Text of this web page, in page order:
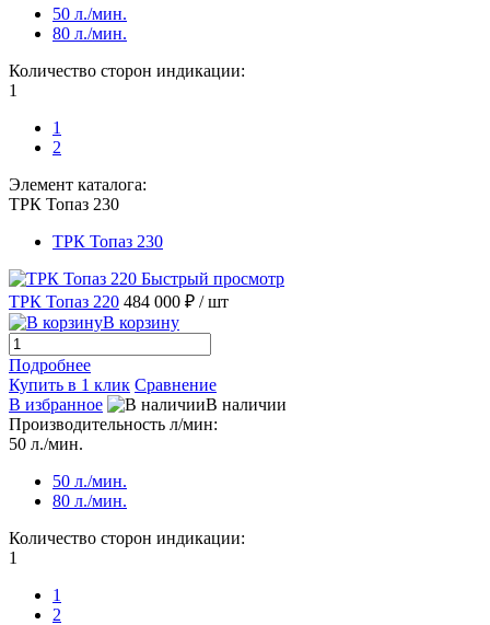
50 л./мин.
80 л./мин.
Количество сторон индикации:
1
1
2
Элемент каталога:
ТРК Топаз 230
ТРК Топаз 230
Быстрый просмотр
ТРК Топаз 220 484 000 ₽ / шт
В корзину
Подробнее
Купить в 1 клик Сравнение
В избранное
В наличии
Производительность л/мин:
50 л./мин.
50 л./мин.
80 л./мин.
Количество сторон индикации:
1
1
2